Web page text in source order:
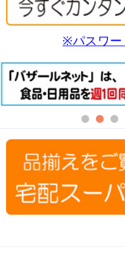
※パスワー